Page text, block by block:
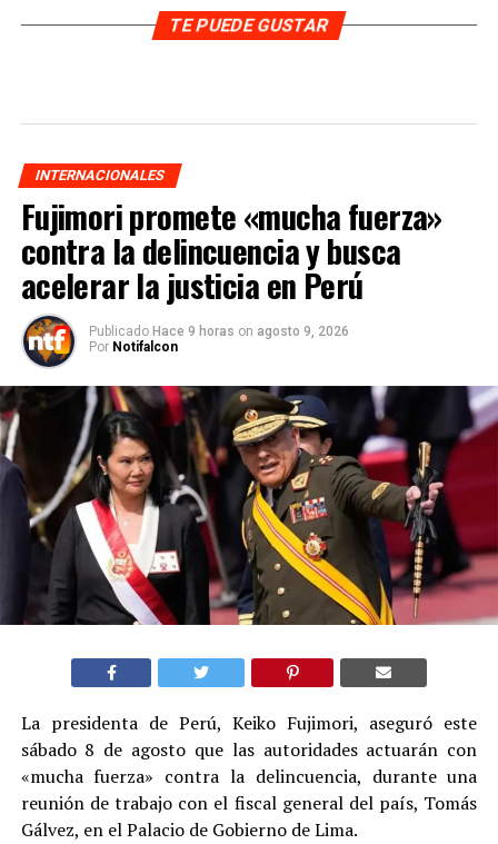
TE PUEDE GUSTAR
INTERNACIONALES
Fujimori promete «mucha fuerza»
contra la delincuencia y busca
acelerar la justicia en Perú
Publicado Hace 9 horas on agosto 9, 2026
Por Notifalcon
La presidenta de Perú, Keiko Fujimori, aseguró este
sábado 8 de agosto que las autoridades actuarán con
«mucha fuerza» contra la delincuencia, durante una
reunión de trabajo con el fiscal general del país, Tomás
Gálvez, en el Palacio de Gobierno de Lima.